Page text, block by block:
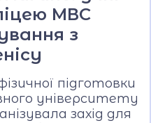
МВС
з
підготовки
університету
захід для